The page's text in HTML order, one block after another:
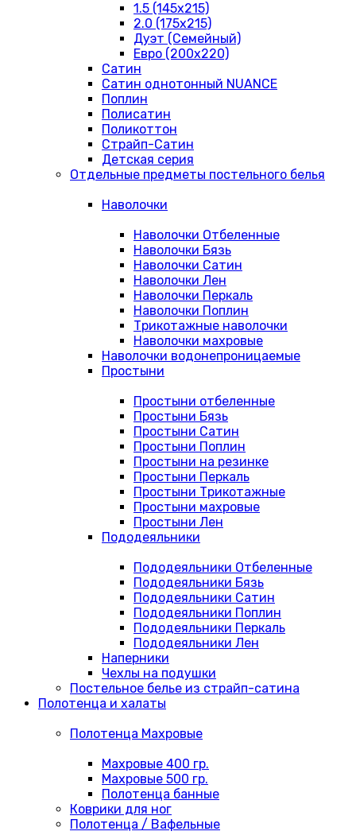
1.5 (145х215)
2.0 (175х215)
Дуэт (Семейный)
Евро (200х220)
Сатин
Сатин однотонный NUANCE
Поплин
Полисатин
Поликоттон
Страйп-Сатин
Детская серия
Отдельные предметы постельного белья
Наволочки
Наволочки Отбеленные
Наволочки Бязь
Наволочки Сатин
Наволочки Лен
Наволочки Перкаль
Наволочки Поплин
Трикотажные наволочки
Наволочки махровые
Наволочки водонепроницаемые
Простыни
Простыни отбеленные
Простыни Бязь
Простыни Сатин
Простыни Поплин
Простыни на резинке
Простыни Перкаль
Простыни Трикотажные
Простыни махровые
Простыни Лен
Пододеяльники
Пододеяльники Отбеленные
Пододеяльники Бязь
Пододеяльники Сатин
Пододеяльники Поплин
Пододеяльники Перкаль
Пододеяльники Лен
Наперники
Чехлы на подушки
Постельное белье из страйп-сатина
Полотенца и халаты
Полотенца Махровые
Махровые 400 гр.
Махровые 500 гр.
Полотенца банные
Коврики для ног
Полотенца / Вафельные